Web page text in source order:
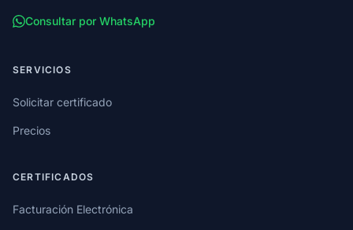
Consultar por WhatsApp
SERVICIOS
Solicitar certificado
Precios
CERTIFICADOS
Facturación Electrónica